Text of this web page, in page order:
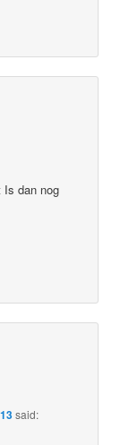
Is dan nog
said: